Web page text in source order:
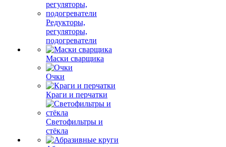
Редукторы,
регуляторы,
подогреватели
Маски сварщика
Очки
Краги и перчатки
Светофильтры и
стёкла